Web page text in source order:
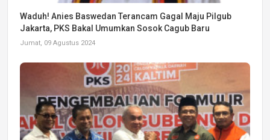
Waduh! Anies Baswedan Terancam Gagal Maju Pilgub
Jakarta, PKS Bakal Umumkan Sosok Cagub Baru
Jumat, 09 Agustus 2024